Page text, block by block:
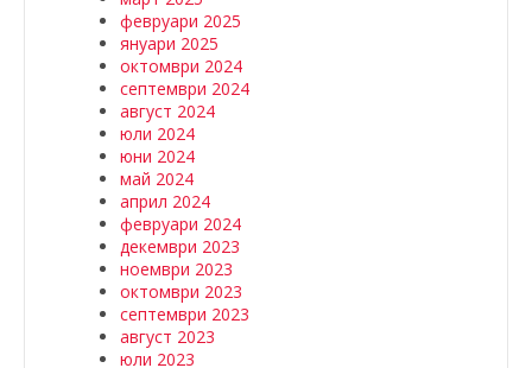
февруари 2025
януари 2025
октомври 2024
септември 2024
август 2024
юли 2024
юни 2024
май 2024
април 2024
февруари 2024
декември 2023
ноември 2023
октомври 2023
септември 2023
август 2023
юли 2023